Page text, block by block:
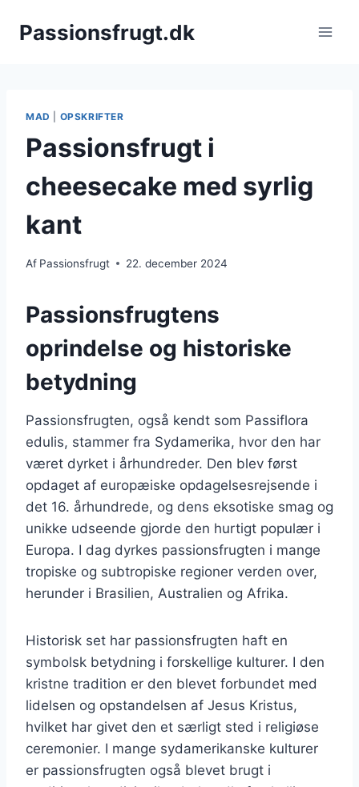
Passionsfrugt.dk
MAD OPSKRIFTER
Passionsfrugt i
cheesecake med syrlig
kant
Af Passionsfrugt 22. december 2024
Passionsfrugtens
oprindelse og historiske
betydning
Passionsfrugten, også kendt som Passiflora
edulis, stammer fra Sydamerika, hvor den har
været dyrket i århundreder. Den blev først
opdaget af europæiske opdagelsesrejsende i
det 16. århundrede, og dens eksotiske smag og
unikke udseende gjorde den hurtigt populær i
Europa. I dag dyrkes passionsfrugten i mange
tropiske og subtropiske regioner verden over,
herunder i Brasilien, Australien og Afrika.
Historisk set har passionsfrugten haft en
symbolsk betydning i forskellige kulturer. I den
kristne tradition er den blevet forbundet med
lidelsen og opstandelsen af Jesus Kristus,
hvilket har givet den et særligt sted i religiøse
ceremonier. I mange sydamerikanske kulturer
er passionsfrugten også blevet brugt i